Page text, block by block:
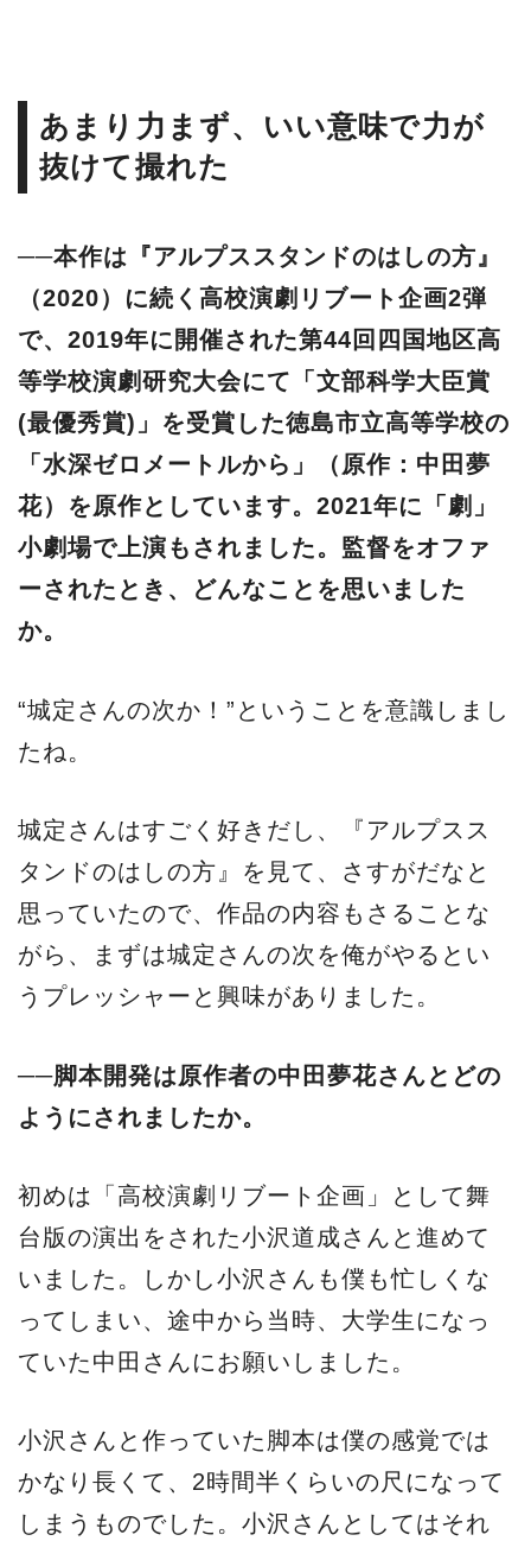
あまり力まず、いい意味で力が
抜けて撮れた
──本作は『アルプススタンドのはしの方』
（2020）に続く高校演劇リブート企画2弾
で、2019年に開催された第44回四国地区高
等学校演劇研究大会にて「文部科学大臣賞
(最優秀賞)」を受賞した徳島市立高等学校の
「水深ゼロメートルから」（原作：中田夢
花）を原作としています。2021年に「劇」
小劇場で上演もされました。監督をオファ
ーされたとき、どんなことを思いました
か。
“城定さんの次か！”ということを意識しまし
たね。
城定さんはすごく好きだし、『アルプスス
タンドのはしの方』を見て、さすがだなと
思っていたので、作品の内容もさることな
がら、まずは城定さんの次を俺がやるとい
うプレッシャーと興味がありました。
──脚本開発は原作者の中田夢花さんとどの
ようにされましたか。
初めは「高校演劇リブート企画」として舞
台版の演出をされた小沢道成さんと進めて
いました。しかし小沢さんも僕も忙しくな
ってしまい、途中から当時、大学生になっ
ていた中田さんにお願いしました。
小沢さんと作っていた脚本は僕の感覚では
かなり長くて、2時間半くらいの尺になって
しまうものでした。小沢さんとしてはそれ